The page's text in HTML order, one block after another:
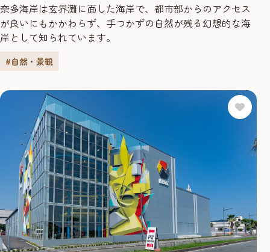
奈多海岸は玄界灘に面した海岸で、都市部からのアクセス
が良いにもかかわらず、手つかずの自然が残る幻想的な海
岸として知られています。
#自然・景観